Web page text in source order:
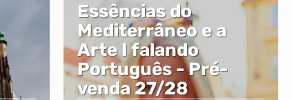
Essências do
Mediterrâneo e a
Arte I falando
Português - Pré-
venda 27/28